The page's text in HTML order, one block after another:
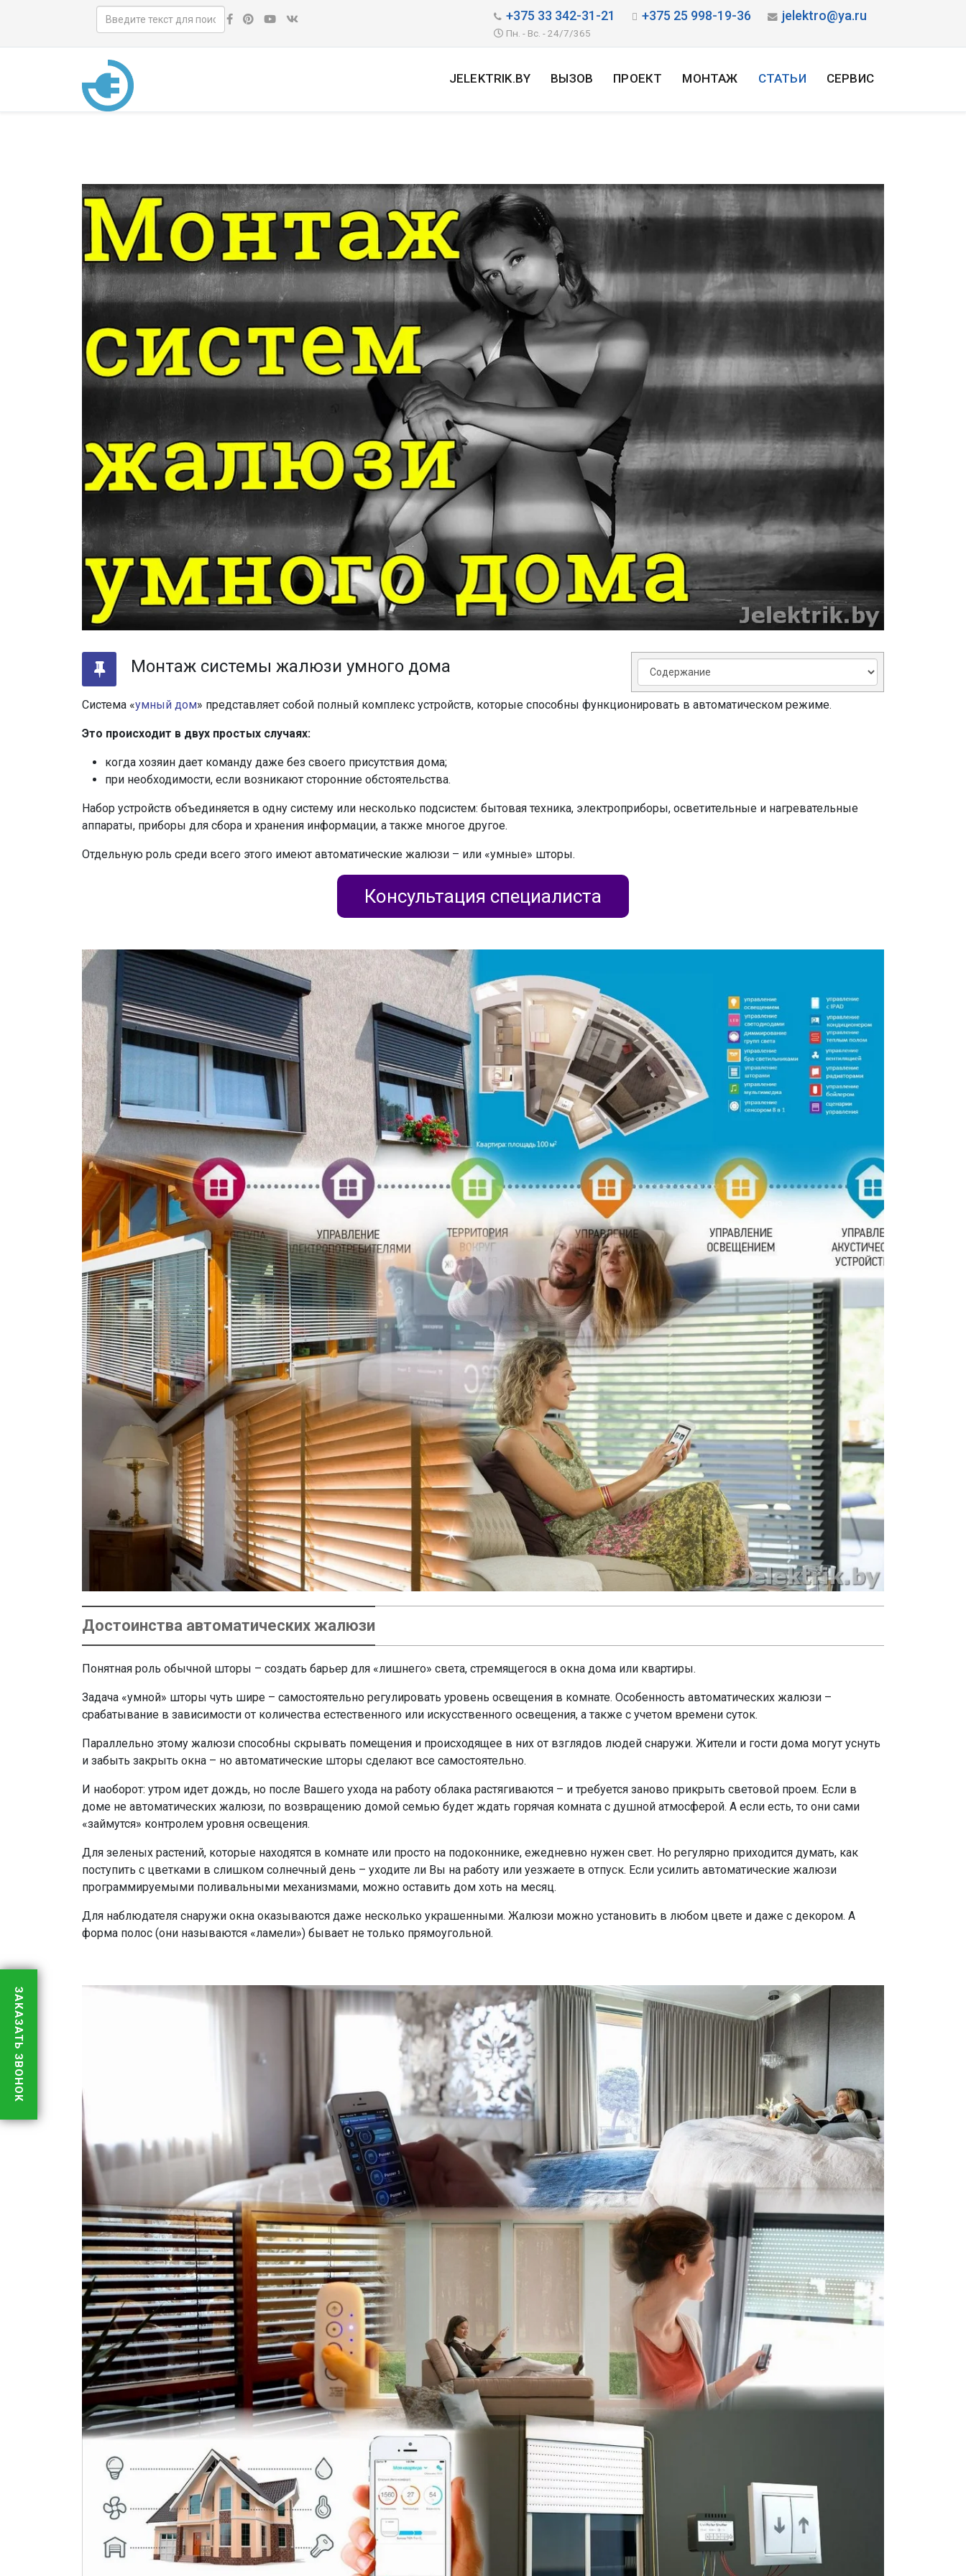
+375 33 342-31-21 +375 25 998-19-36 jelektro@ya.ru
Пн. - Вс. - 24/7/365
JELEKTRIK.BY ВЫЗОВ ПРОЕКТ МОНТАЖ СТАТЬИ СЕРВИС
Монтаж системы жалюзи умного дома
Система «умный дом» представляет собой полный комплекс устройств, которые способны функционировать в автоматическом режиме.
Это происходит в двух простых случаях:
когда хозяин дает команду даже без своего присутствия дома;
при необходимости, если возникают сторонние обстоятельства.
Набор устройств объединяется в одну систему или несколько подсистем: бытовая техника, электроприборы, осветительные и нагревательные
аппараты, приборы для сбора и хранения информации, а также многое другое.
Отдельную роль среди всего этого имеют автоматические жалюзи – или «умные» шторы.
Консультация специалиста
Достоинства автоматических жалюзи
Понятная роль обычной шторы – создать барьер для «лишнего» света, стремящегося в окна дома или квартиры.
Задача «умной» шторы чуть шире – самостоятельно регулировать уровень освещения в комнате. Особенность автоматических жалюзи –
срабатывание в зависимости от количества естественного или искусственного освещения, а также с учетом времени суток.
Параллельно этому жалюзи способны скрывать помещения и происходящее в них от взглядов людей снаружи. Жители и гости дома могут уснуть
и забыть закрыть окна – но автоматические шторы сделают все самостоятельно.
И наоборот: утром идет дождь, но после Вашего ухода на работу облака растягиваются – и требуется заново прикрыть световой проем. Если в
доме не автоматических жалюзи, по возвращению домой семью будет ждать горячая комната с душной атмосферой. А если есть, то они сами
«займутся» контролем уровня освещения.
Для зеленых растений, которые находятся в комнате или просто на подоконнике, ежедневно нужен свет. Но регулярно приходится думать, как
поступить с цветками в слишком солнечный день – уходите ли Вы на работу или уезжаете в отпуск. Если усилить автоматические жалюзи
программируемыми поливальными механизмами, можно оставить дом хоть на месяц.
Для наблюдателя снаружи окна оказываются даже несколько украшенными. Жалюзи можно установить в любом цвете и даже с декором. А
форма полос (они называются «ламели») бывает не только прямоугольной.
ЗАКАЗАТЬ ЗВОНОК